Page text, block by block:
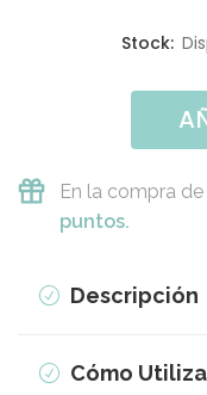
Stock:
En la compra
puntos.
Descripción
Cómo